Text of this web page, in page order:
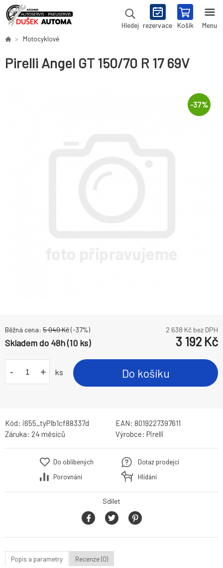
Hledej rezervace Košík Menu
Motocyklové
Pirelli Angel GT 150/70 R 17 69V
-37%
Běžná cena: 5 040Kč(-37%) 2 638 Kč bez DPH
Skladem do 48h (10 ks) 3 192 Kč
- + ks Do košíku
Kód: i655_tyPIb1cf88337d EAN: 8019227397611
Záruka: 24 měsíců Výrobce: Pirelli
Do oblíbených
Porovnání
Dotaz prodejci
Hlídání
Sdílet
Popis a parametry Recenze (0)